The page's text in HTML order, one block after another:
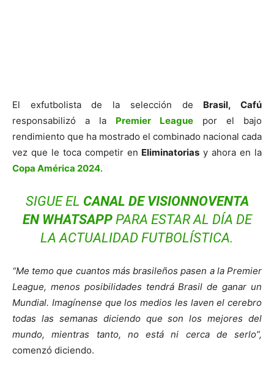
El exfutbolista de la selección de Brasil, Cafú
responsabilizó a la Premier League por el bajo
rendimiento que ha mostrado el combinado nacional cada
vez que le toca competir en Eliminatorias y ahora en la
Copa América 2024.
SIGUE EL CANAL DE VISIONNOVENTA
EN WHATSAPPPARA ESTAR AL DÍA DE
LA ACTUALIDAD FUTBOLÍSTICA.
“Me temo que cuantos más brasileños pasen a la Premier
League, menos posibilidades tendrá Brasil de ganar un
Mundial. Imagínense que los medios les laven el cerebro
todas las semanas diciendo que son los mejores del
mundo, mientras tanto, no está ni cerca de serlo”,
comenzó diciendo.